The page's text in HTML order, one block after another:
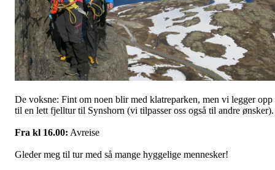
De voksne: Fint om noen blir med klatreparken, men vi legger opp
til en lett fjelltur til Synshorn (vi tilpasser oss også til andre ønsker).
Fra kl 16.00: Avreise
Gleder meg til tur med så mange hyggelige mennesker!